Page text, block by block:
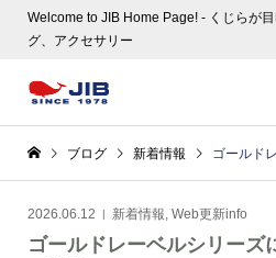
Welcome to JIB Home Page! ‐ くじらが
グ、アクセサリー
ブログ 新着情報 ゴールドレー
2026.06.12 新着情報, Web更新info
ゴールドレーベルシリーズ